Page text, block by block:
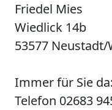
Friedel Mies
Wiedlick 14b
53577 Neustadt/
Immer für Sie da:
Telefon 02683